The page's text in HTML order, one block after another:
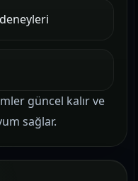
güncel kalır ve
sağlar.